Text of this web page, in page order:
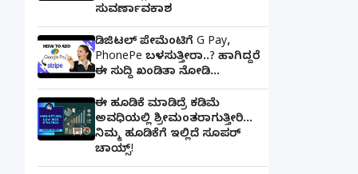
ಸುವರ್ಣಾವಕಾಶ
ಡಿಜಿಟಲ್ ಪೇಮೆಂಟಿಗೆ G Pay,
PhonePe ಬಳಸುತ್ತೀರಾ..? ಹಾಗಿದ್ದರೆ
ಈ ಸುದ್ದಿ ಖಂಡಿತಾ ನೋಡಿ...
ಈ ಹೂಡಿಕೆ ಮಾಡಿದ್ರೆ ಕಡಿಮೆ
ಅವಧಿಯಲ್ಲಿ ಶ್ರೀಮಂತರಾಗುತ್ತೀರಿ...
ನಿಮ್ಮ ಹೂಡಿಕೆಗೆ ಇಲ್ಲಿದೆ ಸೂಪರ್
ಚಾಯ್ಸ್‌!